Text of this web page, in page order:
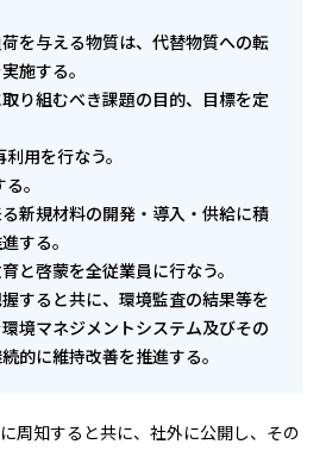
を与える物質は、代替物質への転
施する。
り組むべき課題の目的、目標を定
用を行なう。
。
新規材料の開発・導入・供給に積
する。
と啓蒙を全従業員に行なう。
すると共に、環境監査の結果等を
境マネジメントシステム及びその
的に維持改善を推進する。
周知すると共に、社外に公開し、その